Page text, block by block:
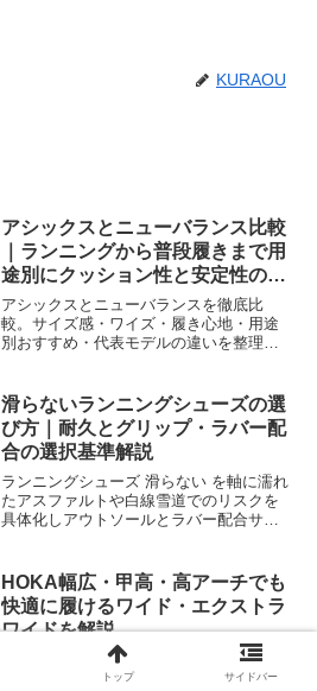
KURAOU
アシックスとニューバランス比較
｜ランニングから普段履きまで用
途別にクッション性と安定性の違
いを実測級に解説
アシックスとニューバランスを徹底比
較。サイズ感・ワイズ・履き心地・用途
別おすすめ・代表モデルの違いを整理
滑らないランニングシューズの選
び方｜耐久とグリップ・ラバー配
合の選択基準解説
ランニングシューズ 滑らない を軸に濡れ
たアスファルトや白線雪道でのリスクを
具体化しアウトソールとラバー配合サイ
安心して走れる判断基準を提供。
HOKA幅広・甲高・高アーチでも
快適に履けるワイド・エクストラ
ワイドを解説
hokaの幅広（WIDE/EXTRA WIDE）を徹
底解説。人気モデルのワイド展開、採寸
トップ サイドバー